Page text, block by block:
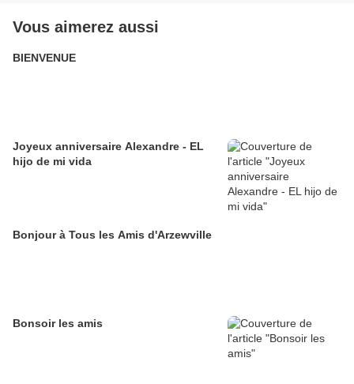
Vous aimerez aussi
BIENVENUE
Joyeux anniversaire Alexandre - EL
hijo de mi vida
Bonjour à Tous les Amis d'Arzewville
Bonsoir les amis